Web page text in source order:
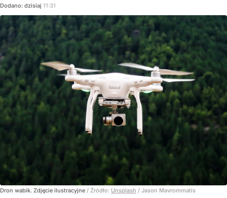
Dodano: dzisiaj 11:31
Dron wabik. Zdjęcie ilustracyjne / Źródło: Unsplash / Jason Mavrommatis